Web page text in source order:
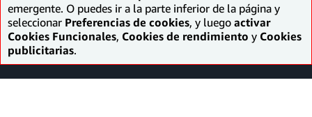
emergente. O puedes ir a la parte inferior de la página y
seleccionar Preferencias de cookies, y luego activar
Cookies Funcionales, Cookies de rendimiento y Cookies
publicitarias.